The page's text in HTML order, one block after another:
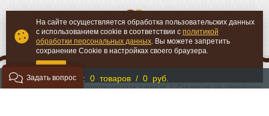
Моя корзина: 0 товаров / 0 руб.
ВконтактеYouTube
Политика обработки персональных данных | Согласие на обработку
На сайте осуществляется обработка пользовательских данных
с использованием cookie в соответствии с политикой
обработки персональных данных. Вы можете запретить
сохранение Cookie в настройках своего браузера.
Задать вопрос